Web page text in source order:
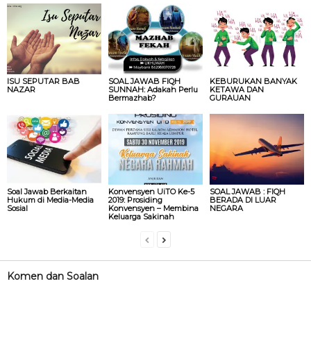
ISU SEPUTAR BAB
NAZAR
SOAL JAWAB FIQH
SUNNAH: Adakah Perlu
Bermazhab?
KEBURUKAN BANYAK
KETAWA DAN
GURAUAN
Soal Jawab Berkaitan
Hukum di Media-Media
Sosial
Konvensyen UiTO Ke-5
2019: Prosiding
Konvensyen – Membina
Keluarga Sakinah
SOAL JAWAB : FIQH
BERADA DI LUAR
NEGARA
Komen dan Soalan